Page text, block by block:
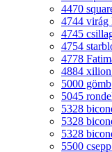
4470
4744 virág
4745
4754
4778
4884
5000 gömb
5045
5328
5328
5328
5500